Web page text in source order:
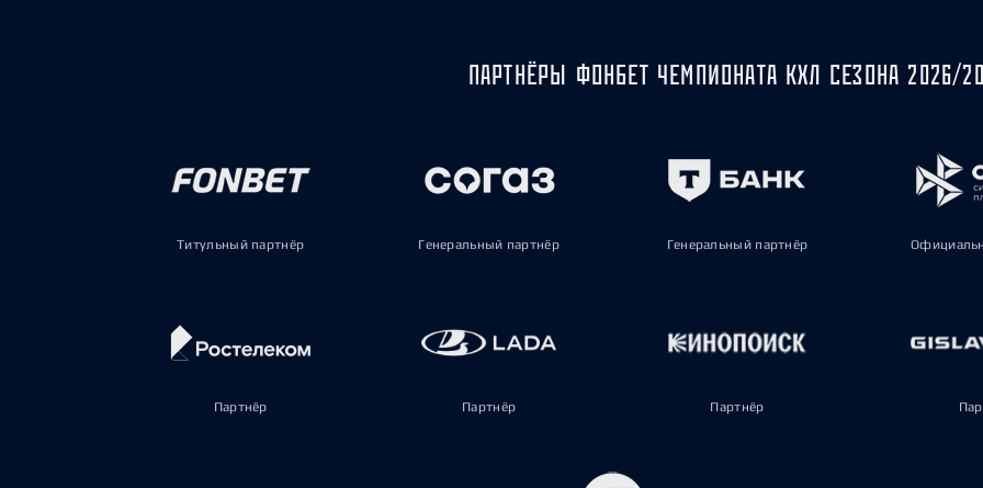
ПАРТНЁРЫ ФОНБЕТ ЧЕМПИОНАТА КХЛ СЕЗОНА 2026/
Титульный партнёр Генеральный партнёр Генеральный партнёр
Партнёр Партнёр Партнёр